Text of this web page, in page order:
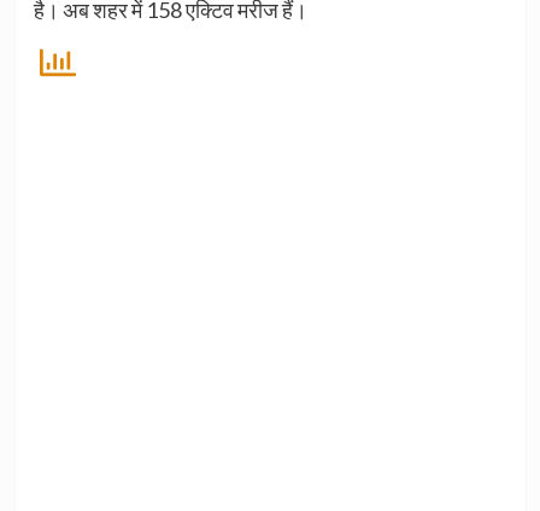
है। अब शहर में 158 एक्टिव मरीज हैं।